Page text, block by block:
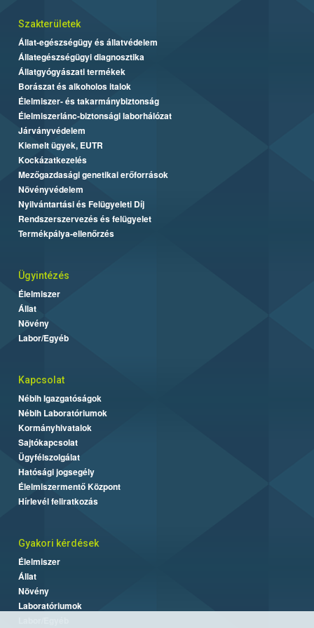
Szakterületek
Állat-egészségügy és állatvédelem
Állategészségügyi diagnosztika
Állatgyógyászati termékek
Borászat és alkoholos italok
Élelmiszer- és takarmánybiztonság
Élelmiszerlánc-biztonsági laborhálózat
Járványvédelem
Kiemelt ügyek, EUTR
Kockázatkezelés
Mezőgazdasági genetikai erőforrások
Növényvédelem
Nyilvántartási és Felügyeleti Díj
Rendszerszervezés és felügyelet
Termékpálya-ellenőrzés
Ügyintézés
Élelmiszer
Állat
Növény
Labor/Egyéb
Kapcsolat
Nébih Igazgatóságok
Nébih Laboratóriumok
Kormányhivatalok
Sajtókapcsolat
Ügyfélszolgálat
Hatósági jogsegély
Élelmiszermentő Központ
Hírlevél feliratkozás
Gyakori kérdések
Élelmiszer
Állat
Növény
Laboratóriumok